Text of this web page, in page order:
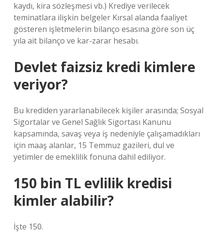
kaydı, kira sözleşmesi vb.) Krediye verilecek
teminatlara ilişkin belgeler Kırsal alanda faaliyet
gösteren işletmelerin bilanço esasına göre son üç
yıla ait bilanço ve kar-zarar hesabı.
Devlet faizsiz kredi kimlere
veriyor?
Bu krediden yararlanabilecek kişiler arasında; Sosyal
Sigortalar ve Genel Sağlık Sigortası Kanunu
kapsamında, savaş veya iş nedeniyle çalışamadıkları
için maaş alanlar, 15 Temmuz gazileri, dul ve
yetimler de emeklilik fonuna dahil ediliyor.
150 bin TL evlilik kredisi
kimler alabilir?
İşte 150.